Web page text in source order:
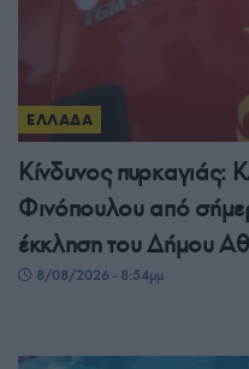
ΕΛΛΑΔΑ
Κίνδυνος πυρκαγιάς:
Φινόπουλου από
έκκληση του Δήμου
8/08/2026 - 8:54μμ